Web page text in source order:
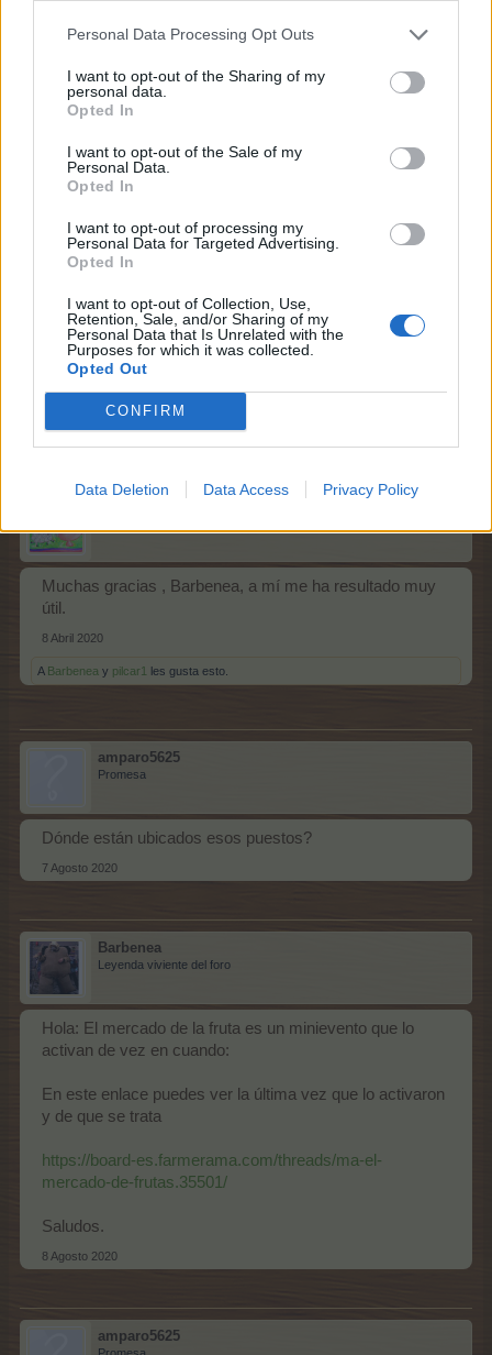
Personal Data Processing Opt Outs
I want to opt-out of the Sharing of my
personal data.
Opted In
I want to opt-out of the Sale of my
Personal Data.
Opted In
I want to opt-out of processing my
Personal Data for Targeted Advertising.
Opted In
I want to opt-out of Collection, Use,
Retention, Sale, and/or Sharing of my
Personal Data that Is Unrelated with the
Purposes for which it was collected.
Opted Out
CONFIRM
Data Deletion Data Access Privacy Policy
260.251
273.595
35.040 35.040
Espero pueda ser útil.
Complexs , corderito70
Muchas gracias , Barbenea, a mí me ha resultado muy
útil.
8 Abril 2020
A Barbenea y pilcar1 les gusta esto.
amparo5625
Promesa
Dónde están ubicados esos puestos?
7 Agosto 2020
Barbenea
Leyenda viviente del foro
Hola: El mercado de la fruta es un minievento que lo
activan de vez en cuando:
En este enlace puedes ver la última vez que lo activaron
y de que se trata
https://board-es.farmerama.com/threads/ma-el-
mercado-de-frutas.35501/
Saludos.
8 Agosto 2020
amparo5625